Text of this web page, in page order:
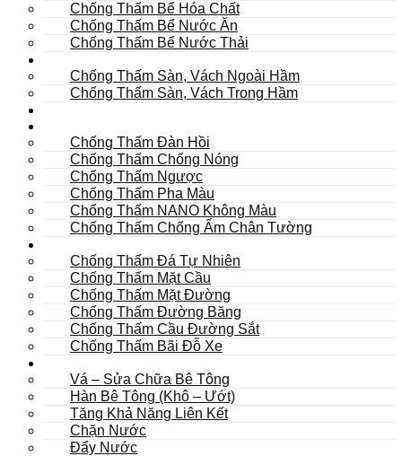
Chống Thấm Bể Hóa Chất
Chống Thấm Bể Nước Ăn
Chống Thấm Bể Nước Thải
Chống Thấm Sàn, Vách Ngoài Hầm
Chống Thấm Sàn, Vách Trong Hầm
Chống Thấm Đàn Hồi
Chống Thấm Chống Nóng
Chống Thấm Ngược
Chống Thấm Pha Màu
Chống Thấm NANO Không Màu
Chống Thấm Chống Ẩm Chân Tường
Chống Thấm Đá Tự Nhiên
Chống Thấm Mặt Cầu
Chống Thấm Mặt Đường
Chống Thấm Đường Băng
Chống Thấm Cầu Đường Sắt
Chống Thấm Bãi Đỗ Xe
Vá – Sửa Chữa Bê Tông
Hàn Bê Tông (Khô – Ướt)
Tăng Khả Năng Liên Kết
Chặn Nước
Đẩy Nước